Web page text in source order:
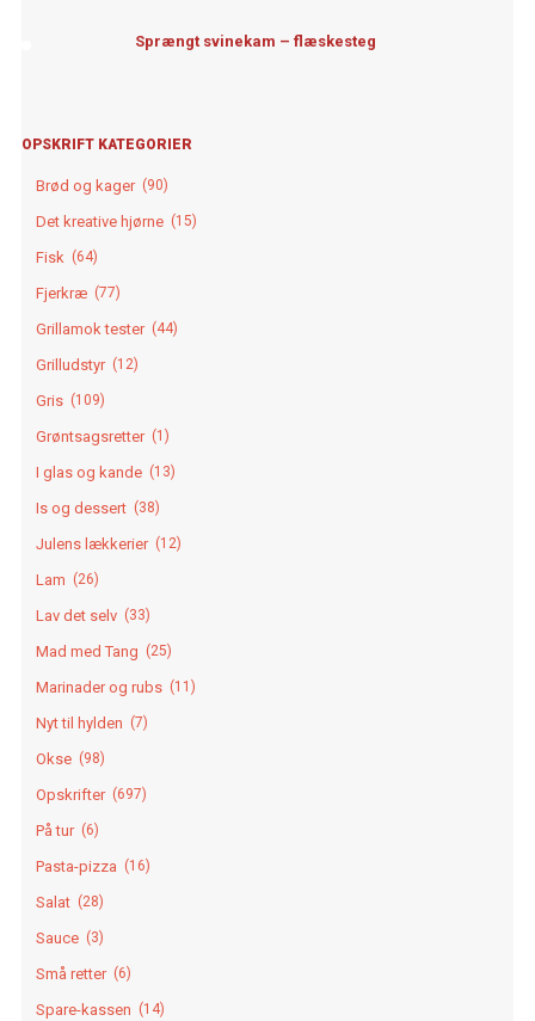
Sprængt svinekam – flæskesteg
OPSKRIFT KATEGORIER
Brød og kager (90)
Det kreative hjørne (15)
Fisk (64)
Fjerkræ (77)
Grillamok tester (44)
Grilludstyr (12)
Gris (109)
Grøntsagsretter (1)
I glas og kande (13)
Is og dessert (38)
Julens lækkerier (12)
Lam (26)
Lav det selv (33)
Mad med Tang (25)
Marinader og rubs (11)
Nyt til hylden (7)
Okse (98)
Opskrifter (697)
På tur (6)
Pasta-pizza (16)
Salat (28)
Sauce (3)
Små retter (6)
Spare-kassen (14)